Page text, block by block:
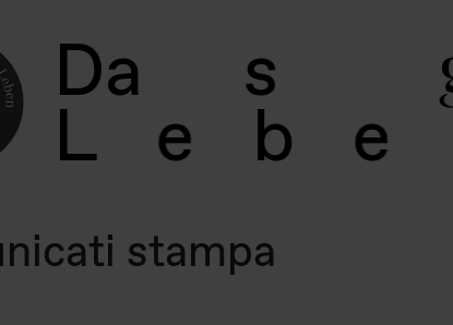
Da s
L e b
stampa